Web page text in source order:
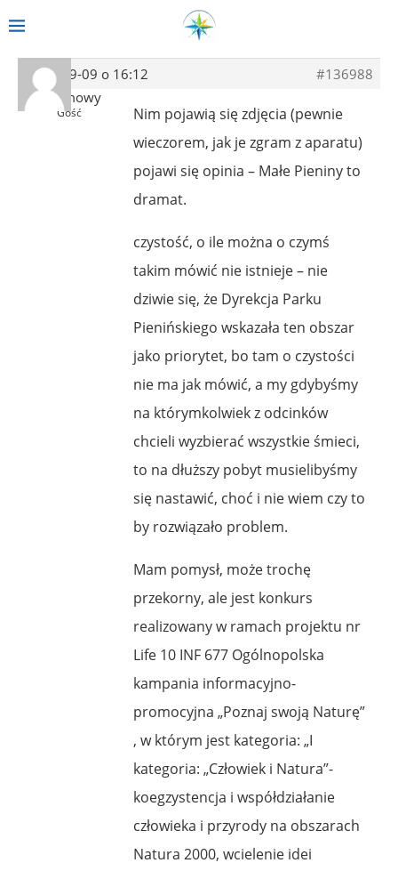
2013-09-09 o 16:12
#136988
Anonimowy
Gość
Nim pojawią się zdjęcia (pewnie
wieczorem, jak je zgram z aparatu)
pojawi się opinia – Małe Pieniny to
dramat.
czystość, o ile można o czymś
takim mówić nie istnieje – nie
dziwie się, że Dyrekcja Parku
Pienińskiego wskazała ten obszar
jako priorytet, bo tam o czystości
nie ma jak mówić, a my gdybyśmy
na którymkolwiek z odcinków
chcieli wyzbierać wszystkie śmieci,
to na dłuższy pobyt musielibyśmy
się nastawić, choć i nie wiem czy to
by rozwiązało problem.
Mam pomysł, może trochę
przekorny, ale jest konkurs
realizowany w ramach projektu nr
Life 10 INF 677 Ogólnopolska
kampania informacyjno-
promocyjna „Poznaj swoją Naturę”
, w którym jest kategoria: „I
kategoria: „Człowiek i Natura”-
koegzystencja i współdziałanie
człowieka i przyrody na obszarach
Natura 2000, wcielenie idei